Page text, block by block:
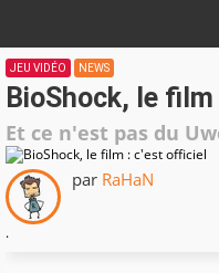
JEU VIDÉO NEWS
BioShock, le
Et ce n'est pas du
par RaHaN
.